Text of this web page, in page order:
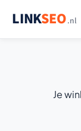
LINKSEO.nl
Je